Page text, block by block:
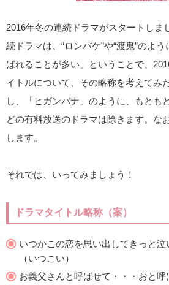
2016年冬の連続ドラマがスタートしま
続ドラマは、“ロンバケ”や“渡鬼”のよ
ばれることが多い」ということで、
イトルについて、その略称を考えてみ
し、「ヒガンバナ」のように、もとも
どの有料放送のドラマは除きます。な
します。
それでは、いってみましょう！
ドラマタイトル略称（案）
いつかこの恋を思い出してきっと
（いつこい）
お義父さんと呼ばせて・・・おと呼